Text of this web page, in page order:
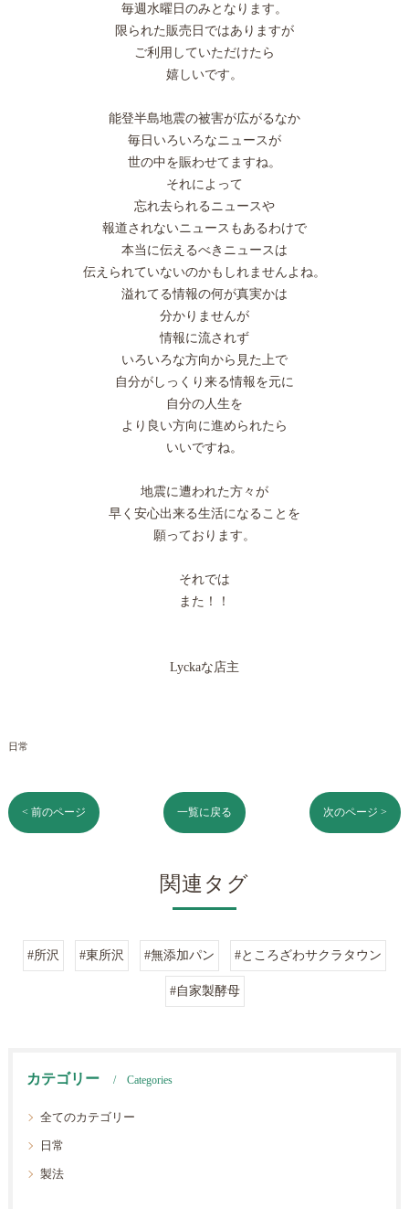
毎週水曜日のみとなります。
限られた販売日ではありますが
ご利用していただけたら
嬉しいです。
能登半島地震の被害が広がるなか
毎日いろいろなニュースが
世の中を賑わせてますね。
それによって
忘れ去られるニュースや
報道されないニュースもあるわけで
本当に伝えるべきニュースは
伝えられていないのかもしれませんよね。
溢れてる情報の何が真実かは
分かりませんが
情報に流されず
いろいろな方向から見た上で
自分がしっくり来る情報を元に
自分の人生を
より良い方向に進められたら
いいですね。
地震に遭われた方々が
早く安心出来る生活になることを
願っております。
それでは
また！！
Lyckaな店主
日常
< 前のページ 一覧に戻る 次のページ >
関連タグ
#所沢 #東所沢 #無添加パン #ところざわサクラタウン
#自家製酵母
カテゴリー Categories
全てのカテゴリー
日常
製法